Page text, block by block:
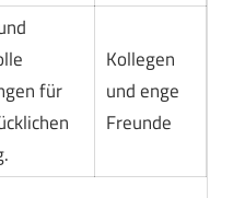
für
Kollegen
und enge
Freunde